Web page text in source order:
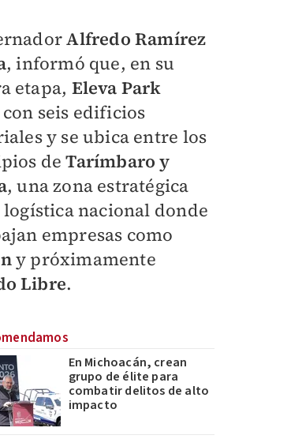
Alfredo Ramírez
, informó que, en su
etapa, Eleva Park
seis edificios
y se ubica entre los
deTarímbaro y
, una zona estratégica
logística nacional donde
empresas como
y próximamente
Libre.
En Michoacán, crean
grupo de élite para
combatir delitos de alto
impacto